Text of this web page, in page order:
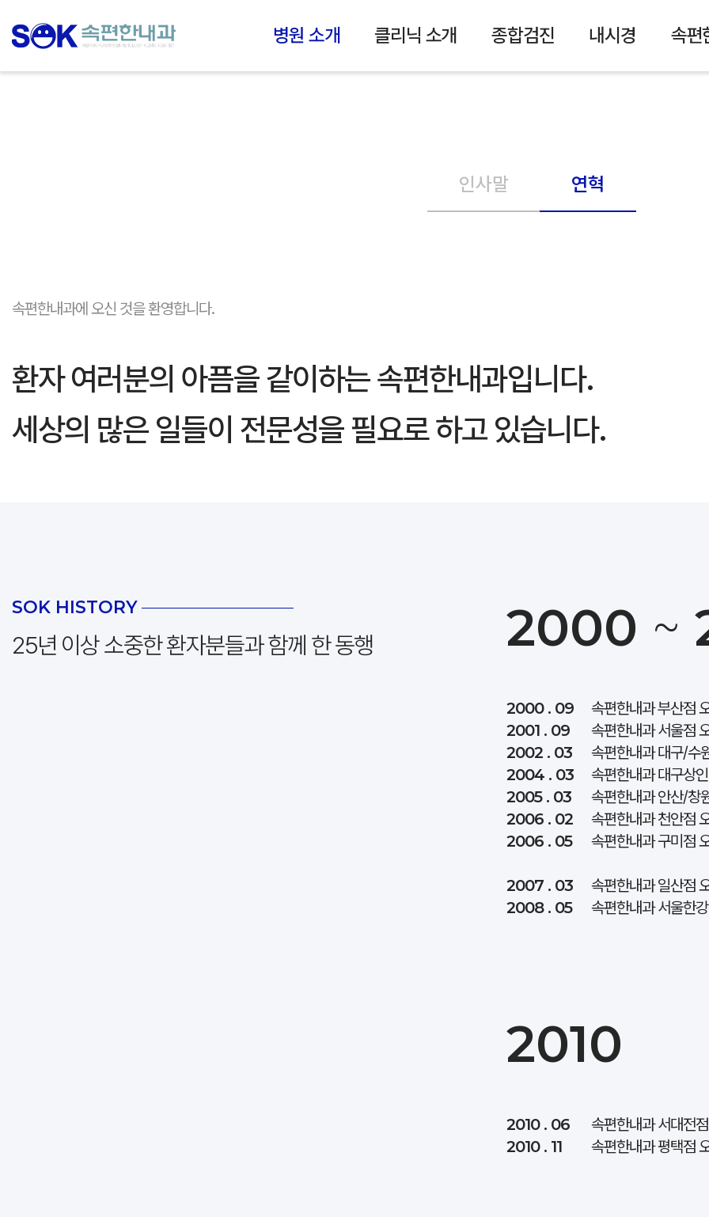
병원 소개 클리닉 소개 종합검진 내시경 속편
인사말 연혁
속편한내과에 오신 것을 환영합니다.
환자 여러분의 아픔을 같이하는 속편한내과입니다.
세상의 많은 일들이 전문성을 필요로 하고 있습니다.
SOK HISTORY
25년 이상 소중한 환자분들과 함께 한 동행 2000 ~
2000 . 09
속편한내과 부산점
2001 . 09
속편한내과 서울점
2002 . 03
속편한내과 대구/수
2004 . 03
속편한내과 대구상
2005 . 03
속편한내과 안산/창
2006 . 02
속편한내과 천안점
2006 . 05
속편한내과 구미점
2007 . 03
속편한내과 일산점
2008 . 05
속편한내과 서울한
2010
2010 . 06
속편한내과 서대전
2010 . 11
속편한내과 평택점